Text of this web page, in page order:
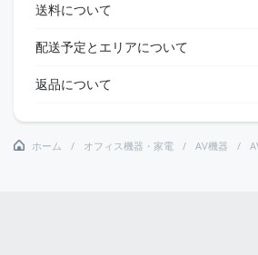
送料について
配送予定とエリアについて
返品について
ホーム オフィス機器・家電 AV機器